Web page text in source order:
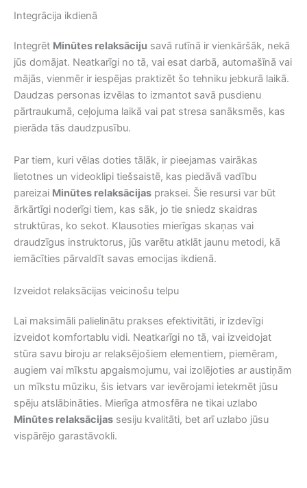
Integrācija ikdienā
Integrēt Minūtes relaksāciju savā rutīnā ir vienkāršāk, nekā
jūs domājat. Neatkarīgi no tā, vai esat darbā, automašīnā vai
mājās, vienmēr ir iespējas praktizēt šo tehniku jebkurā laikā.
Daudzas personas izvēlas to izmantot savā pusdienu
pārtraukumā, ceļojuma laikā vai pat stresa sanāksmēs, kas
pierāda tās daudzpusību.
Par tiem, kuri vēlas doties tālāk, ir pieejamas vairākas
lietotnes un videoklipi tiešsaistē, kas piedāvā vadību
pareizai Minūtes relaksācijas praksei. Šie resursi var būt
ārkārtīgi noderīgi tiem, kas sāk, jo tie sniedz skaidras
struktūras, ko sekot. Klausoties mierīgas skaņas vai
draudzīgus instruktorus, jūs varētu atklāt jaunu metodi, kā
iemācīties pārvaldīt savas emocijas ikdienā.
Izveidot relaksācijas veicinošu telpu
Lai maksimāli palielinātu prakses efektivitāti, ir izdevīgi
izveidot komfortablu vidi. Neatkarīgi no tā, vai izveidojat
stūra savu biroju ar relaksējošiem elementiem, piemēram,
augiem vai mīkstu apgaismojumu, vai izolējoties ar austiņām
un mīkstu mūziku, šis ietvars var ievērojami ietekmēt jūsu
spēju atslābināties. Mierīga atmosfēra ne tikai uzlabo
Minūtes relaksācijas sesiju kvalitāti, bet arī uzlabo jūsu
vispārējo garastāvokli.